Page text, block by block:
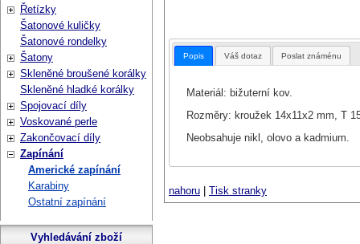
Popis Váš dotaz Poslat známénu
Materiál: bižuterní kov.
Rozměry: kroužek 14x11x2 mm, T
Neobsahuje nikl, olovo a kadmium.
nahoru Tisk stranky
Řetízky
Šatonové kuličky
Šatonové rondelky
Šatony
Skleněné broušené korálky
Skleněné hladké korálky
Spojovací díly
Voskované perle
Zakončovací díly
Zapínání
Americké zapínání
Karabiny
Ostatní zapínání
Vyhledávání zboží